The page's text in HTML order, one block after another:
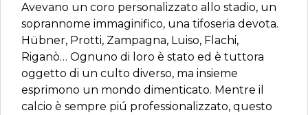
Avevano un coro personalizzato allo stadio, un
soprannome immaginifico, una tifoseria devota.
Hübner, Protti, Zampagna, Luiso, Flachi,
Riganò… Ognuno di loro è stato ed è tuttora
oggetto di un culto diverso, ma insieme
esprimono un mondo dimenticato. Mentre il
calcio è sempre piú professionalizzato, questo